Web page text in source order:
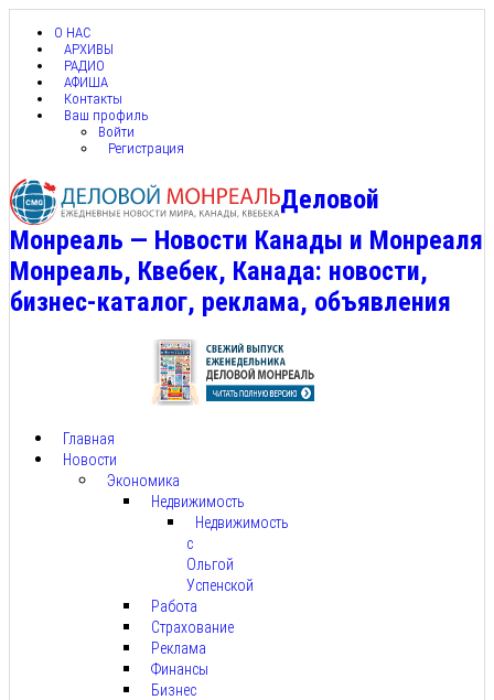
О НАС
АРХИВЫ
РАДИО
АФИША
Контакты
Ваш профиль
Войти
Регистрация
Деловой
Монреаль — Новости Канады и Монреаля
Монреаль, Квебек, Канада: новости,
бизнес-каталог, реклама, объявления
Главная
Новости
Экономика
Недвижимость
Недвижимость
с
Ольгой
Успенской
Работа
Страхование
Реклама
Финансы
Бизнес